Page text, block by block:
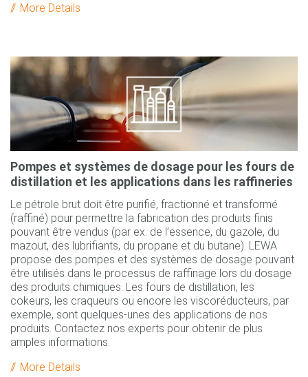
More Details
Pompes et systèmes de dosage pour les fours de
distillation et les applications dans les raffineries
Le pétrole brut doit être purifié, fractionné et transformé
(raffiné) pour permettre la fabrication des produits finis
pouvant être vendus (par ex. de l’essence, du gazole, du
mazout, des lubrifiants, du propane et du butane). LEWA
propose des pompes et des systèmes de dosage pouvant
être utilisés dans le processus de raffinage lors du dosage
des produits chimiques. Les fours de distillation, les
cokeurs, les craqueurs ou encore les viscoréducteurs, par
exemple, sont quelques-unes des applications de nos
produits. Contactez nos experts pour obtenir de plus
amples informations.
More Details